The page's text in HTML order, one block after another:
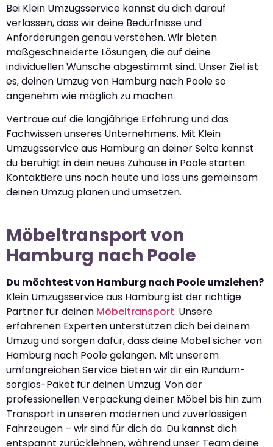
Bei Klein Umzugsservice kannst du dich darauf
verlassen, dass wir deine Bedürfnisse und
Anforderungen genau verstehen. Wir bieten
maßgeschneiderte Lösungen, die auf deine
individuellen Wünsche abgestimmt sind. Unser Ziel ist
es, deinen Umzug von Hamburg nach Poole so
angenehm wie möglich zu machen.
Vertraue auf die langjährige Erfahrung und das
Fachwissen unseres Unternehmens. Mit Klein
Umzugsservice aus Hamburg an deiner Seite kannst
du beruhigt in dein neues Zuhause in Poole starten.
Kontaktiere uns noch heute und lass uns gemeinsam
deinen Umzug planen und umsetzen.
Möbeltransport von
Hamburg nach Poole
Du möchtest von Hamburg nach Poole umziehen?
Klein Umzugsservice aus Hamburg ist der richtige
Partner für deinen Möbeltransport. Unsere
erfahrenen Experten unterstützen dich bei deinem
Umzug und sorgen dafür, dass deine Möbel sicher von
Hamburg nach Poole gelangen. Mit unserem
umfangreichen Service bieten wir dir ein Rundum-
sorglos-Paket für deinen Umzug. Von der
professionellen Verpackung deiner Möbel bis hin zum
Transport in unseren modernen und zuverlässigen
Fahrzeugen – wir sind für dich da. Du kannst dich
entspannt zurücklehnen, während unser Team deine